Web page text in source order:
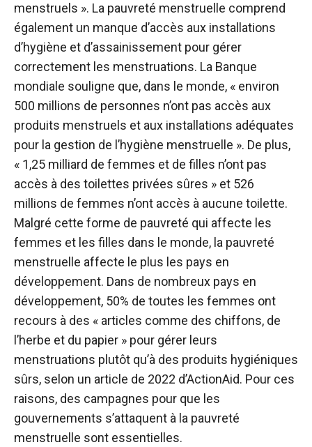
menstruels ». La pauvreté menstruelle comprend
également un manque d’accès aux installations
d’hygiène et d’assainissement pour gérer
correctement les menstruations. La Banque
mondiale souligne que, dans le monde, « environ
500 millions de personnes n’ont pas accès aux
produits menstruels et aux installations adéquates
pour la gestion de l’hygiène menstruelle ». De plus,
« 1,25 milliard de femmes et de filles n’ont pas
accès à des toilettes privées sûres » et 526
millions de femmes n’ont accès à aucune toilette.
Malgré cette forme de pauvreté qui affecte les
femmes et les filles dans le monde, la pauvreté
menstruelle affecte le plus les pays en
développement. Dans de nombreux pays en
développement, 50% de toutes les femmes ont
recours à des « articles comme des chiffons, de
l’herbe et du papier » pour gérer leurs
menstruations plutôt qu’à des produits hygiéniques
sûrs, selon un article de 2022 d’ActionAid. Pour ces
raisons, des campagnes pour que les
gouvernements s’attaquent à la pauvreté
menstruelle sont essentielles.